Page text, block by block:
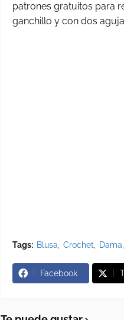
patrones gratuitos para
ganchillo y con dos
Tags: Blusa Crochet Dama
Facebook